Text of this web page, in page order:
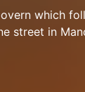
which
street in